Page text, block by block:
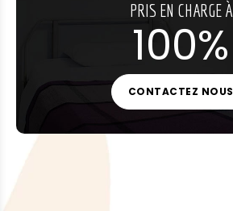
PRIS EN CHARGE À
100%
CONTACTEZ NOUS